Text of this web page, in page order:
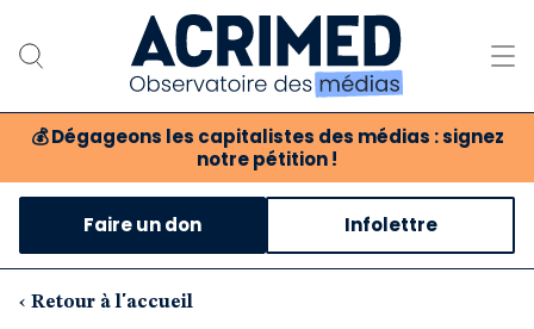
💰 Dégageons les capitalistes des médias : signez
notre pétition !
Notre association
Notre critique des médias
Nos propositions
Faire un don Infolettre
‹ Retour à l'accueil